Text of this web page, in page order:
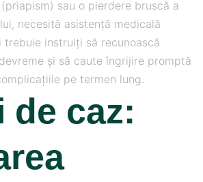
sau o pierdere bruscă a
necesită asistență medicală
trebuie instruiți să recunoască
și să caute îngrijire promptă
pe termen lung.
de caz: